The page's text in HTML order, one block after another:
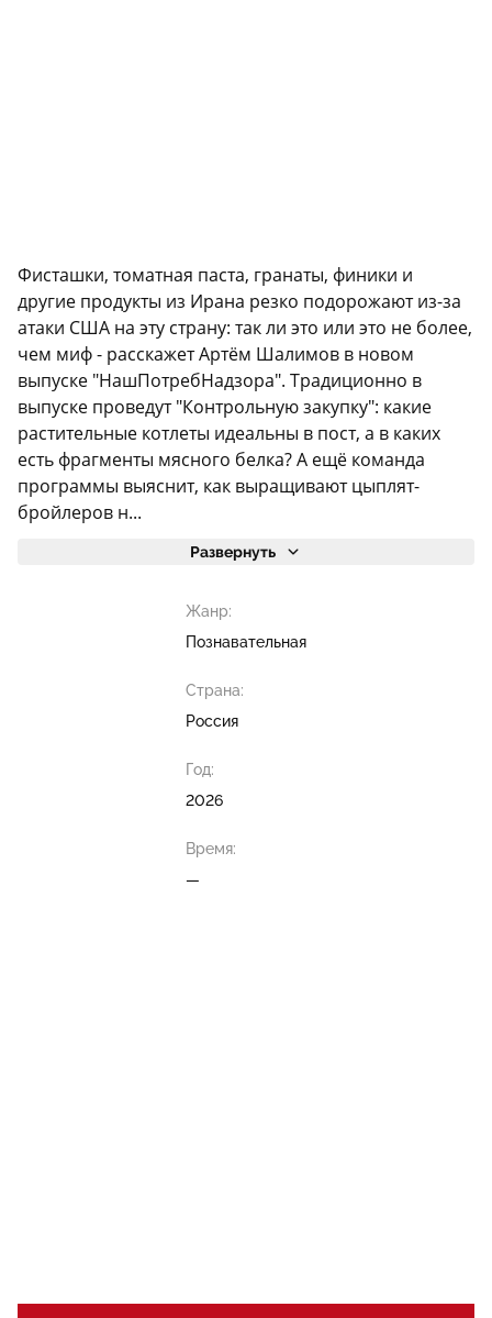
Фисташки, томатная паста, гранаты, финики и
другие продукты из Ирана резко подорожают из-за
атаки США на эту страну: так ли это или это не более,
чем миф - расскажет Артём Шалимов в новом
выпуске "НашПотребНадзора". Традиционно в
выпуске проведут "Контрольную закупку": какие
растительные котлеты идеальны в пост, а в каких
есть фрагменты мясного белка? А ещё команда
программы выяснит, как выращивают цыплят-
бройлеров н...
Развернуть
Жанр:
Познавательная
Страна:
Россия
Год:
2026
Время:
—